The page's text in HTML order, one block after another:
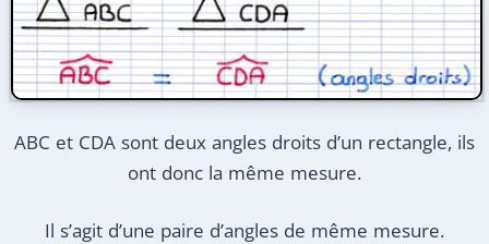
ABC et CDA sont deux angles droits d’un rectangle, ils
ont donc la même mesure.
Il s’agit d’une paire d’angles de même mesure.